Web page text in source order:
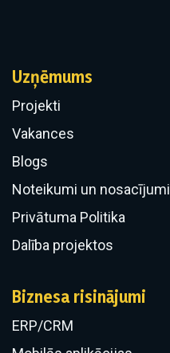
Uzņēmums
Projekti
Vakances
Blogs
Noteikumi un nosacījumi
Privātuma Politika
Dalība projektos
Biznesa risinājumi
ERP/CRM